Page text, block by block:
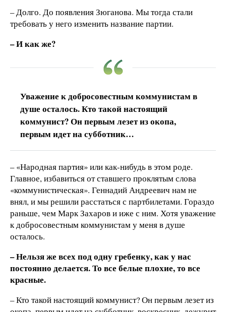
– Долго. До появления Зюганова. Мы тогда стали
требовать у него изменить название партии.
– И как же?
Уважение к добросовестным коммунистам в
душе осталось. Кто такой настоящий
коммунист? Он первым лезет из окопа,
первым идет на субботник…
– «Народная партия» или как-нибудь в этом роде.
Главное, избавиться от ставшего проклятым слова
«коммунистическая». Геннадий Андреевич нам не
внял, и мы решили расстаться с партбилетами. Гораздо
раньше, чем Марк Захаров и иже с ним. Хотя уважение
к добросовестным коммунистам у меня в душе
осталось.
– Нельзя же всех под одну гребенку, как у нас
постоянно делается. То все белые плохие, то все
красные.
– Кто такой настоящий коммунист? Он первым лезет из